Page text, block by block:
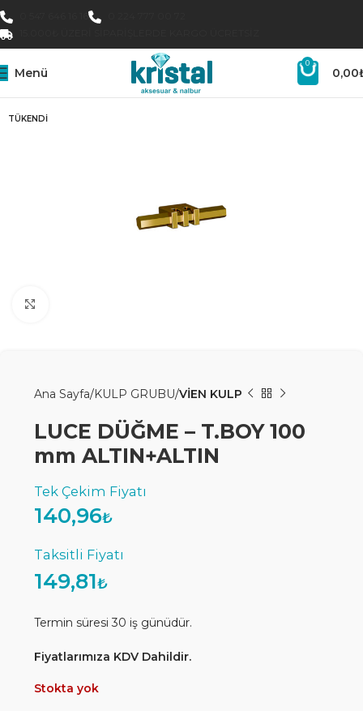
Menü
0
0,00
TÜKENDI
Ana Sayfa KULP GRUBU VİEN KULP
LUCE DÜĞME – T.BOY 100
mm ALTIN+ALTIN
140,96₺
149,81₺
Termin süresi 30 iş günüdür.
Fiyatlarımıza KDV Dahildir.
Stokta yok